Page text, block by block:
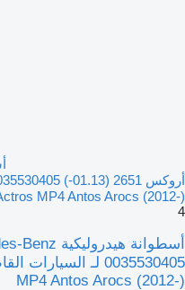
MP4 Antos Arocs (2012-)
4
MP4 Antos Arocs (2012-)